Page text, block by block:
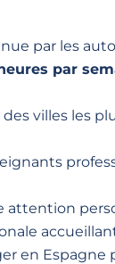
par les
par
villes les
attention
en Espagne